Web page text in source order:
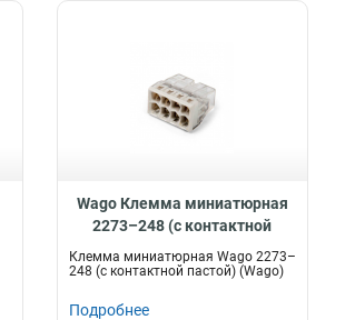
Wago Клемма миниатюрная
2273–248 (с контактной
пастой) , 88331
Клемма миниатюрная Wago 2273–
248 (с контактной пастой) (Wago)
Подробнее